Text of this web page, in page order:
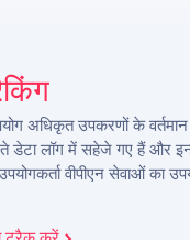
गजटनी प्रति। 9,
अधिकृत उपकरणों के
डेटा लॉग में सहेजे गए हैं और
वीपीएन सेवाओं का